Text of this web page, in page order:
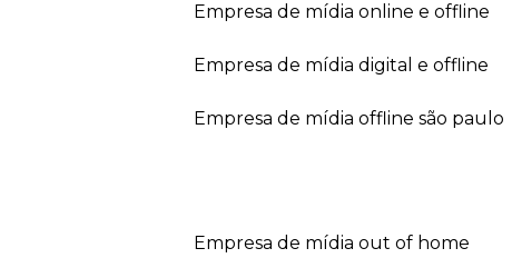
empresa de mídia online e offline
empresa de mídia digital e offline
empresa de mídia offline são paulo
empresa de mídia out of home